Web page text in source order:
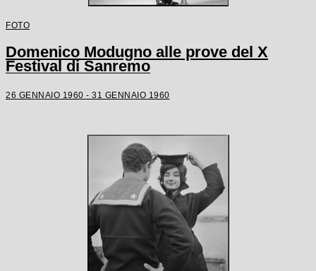
FOTO
Domenico Modugno alle prove del X
Festival di Sanremo
26 GENNAIO 1960 - 31 GENNAIO 1960